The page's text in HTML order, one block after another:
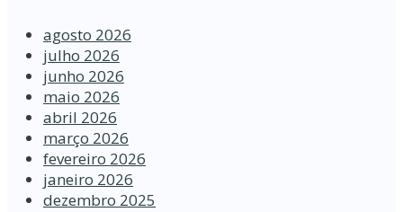
agosto 2026
julho 2026
junho 2026
maio 2026
abril 2026
março 2026
fevereiro 2026
janeiro 2026
dezembro 2025